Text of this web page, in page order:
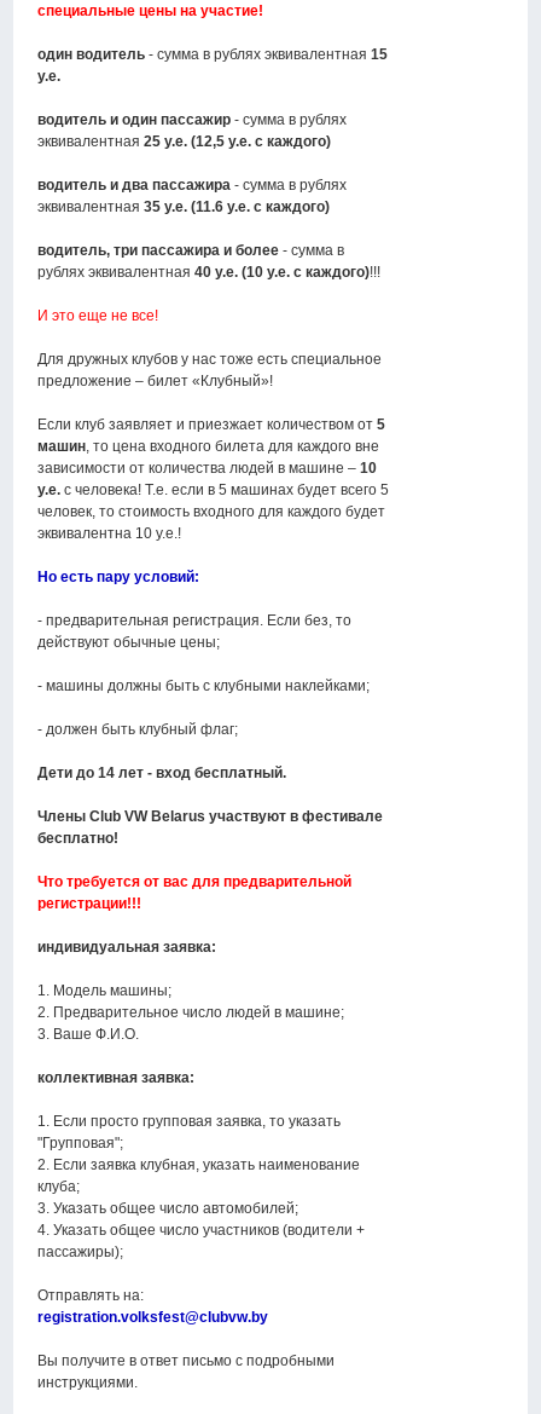
специальные цены на участие!
один водитель - сумма в рублях эквивалентная15
у.е.
водитель и один пассажир - сумма в рублях
эквивалентная25 у.е. (12,5 у.е. с каждого)
водитель и два пассажира - сумма в рублях
эквивалентная35 у.е. (11.6 у.е. с каждого)
водитель, три пассажира и более - сумма в
рублях эквивалентная40 у.е. (10 у.е. с каждого)!!!
И это еще не все!
Для дружных клубов у нас тоже есть специальное
предложение – билет «Клубный»!
Если клуб заявляет и приезжает количеством от5
машин, то цена входного билета для каждого вне
зависимости от количества людей в машине –10
у.е. с человека! Т.е. если в 5 машинах будет всего 5
человек, то стоимость входного для каждого будет
эквивалентна 10 у.е.!
Но есть пару условий:
- предварительная регистрация. Если без, то
действуют обычные цены;
- машины должны быть с клубными наклейками;
- должен быть клубный флаг;
Дети до 14 лет - вход бесплатный.
Члены Club VW Belarus участвуют в фестивале
бесплатно!
Что требуется от вас для предварительной
регистрации!!!
индивидуальная заявка:
1. Модель машины;
2. Предварительное число людей в машине;
3. Ваше Ф.И.О.
коллективная заявка:
1. Если просто групповая заявка, то указать
"Групповая";
2. Если заявка клубная, указать наименование
клуба;
3. Указать общее число автомобилей;
4. Указать общее число участников (водители +
пассажиры);
Отправлять на:
registration.volksfest@clubvw.by
Вы получите в ответ письмо с подробными
инструкциями.